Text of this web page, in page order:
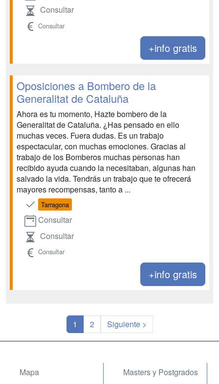
Consultar
Consultar
+info gratis
Oposiciones a Bombero de la
Generalitat de Cataluña
Ahora es tu momento, Hazte bombero de la
Generalitat de Cataluña. ¿Has pensado en ello
muchas veces. Fuera dudas. Es un trabajo
espectacular, con muchas emociones. Gracias al
trabajo de los Bomberos muchas personas han
recibido ayuda cuando la necesitaban, algunas han
salvado la vida. Tendrás un trabajo que te ofrecerá
mayores recompensas, tanto a ...
Tarragona
Consultar
Consultar
Consultar
+info gratis
1 2 Siguiente >
Mapa
Masters y Postgrados